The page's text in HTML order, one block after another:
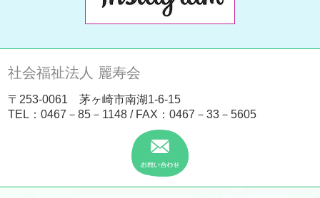
社会福祉法人 麗寿会
〒253-0061 茅ヶ崎市南湖1-6-15
TEL：0467－85－1148 / FAX：0467－33－5605